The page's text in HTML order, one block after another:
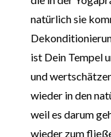
natürlich sie
ist Dein Tempel
und
wieder in den
weil es darum
wieder zum